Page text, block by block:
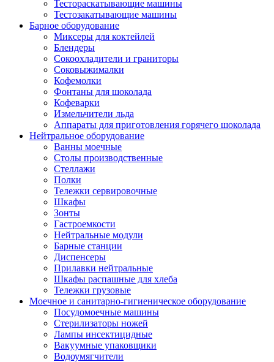
Тестораскатывающие машины
Тестозакатывающие машины
Барное оборудование
Миксеры для коктейлей
Блендеры
Сокоохладители и граниторы
Соковыжималки
Кофемолки
Фонтаны для шоколада
Кофеварки
Измельчители льда
Аппараты для приготовления горячего шоколада
Нейтральное оборудование
Ванны моечные
Столы производственные
Стеллажи
Полки
Тележки сервировочные
Шкафы
Зонты
Гастроемкости
Нейтральные модули
Барные станции
Диспенсеры
Прилавки нейтральные
Шкафы распашные для хлеба
Тележки грузовые
Моечное и санитарно-гигиеническое оборудование
Посудомоечные машины
Стерилизаторы ножей
Лампы инсектицидные
Вакуумные упаковщики
Водоумягчители